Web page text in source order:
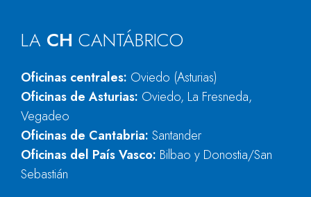
LA CH CANTÁBRICO
Oficinas centrales: Oviedo (Asturias)
Oficinas de Asturias: Oviedo, La Fresneda,
Vegadeo
Oficinas de Cantabria: Santander
Oficinas del País Vasco: Bilbao y Donostia/San
Sebastián